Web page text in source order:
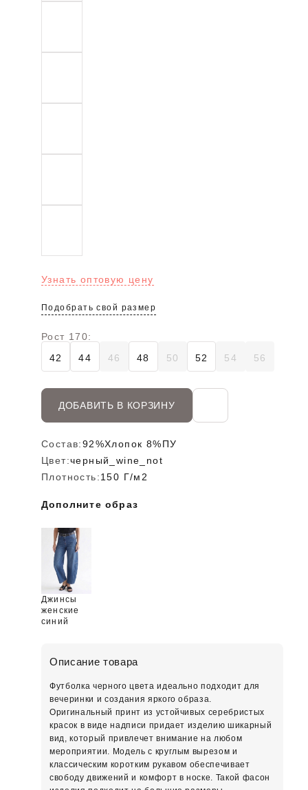
Узнать оптовую цену
Подобрать свой размер
Рост 170:
42
44 46 48 50 52 54 56
ДОБАВИТЬ В КОРЗИНУ
Состав:92%Хлопок 8%ПУ
Цвет:черный_wine_not
Плотность:150 Г/м2
Дополните образ
Джинсы
женские
синий
Описание товара
Футболка черного цвета идеально подходит для
вечеринки и создания яркого образа.
Оригинальный принт из устойчивых серебристых
красок в виде надписи придает изделию шикарный
вид, который привлечет внимание на любом
мероприятии. Модель с круглым вырезом и
классическим коротким рукавом обеспечивает
свободу движений и комфорт в носке. Такой фасон